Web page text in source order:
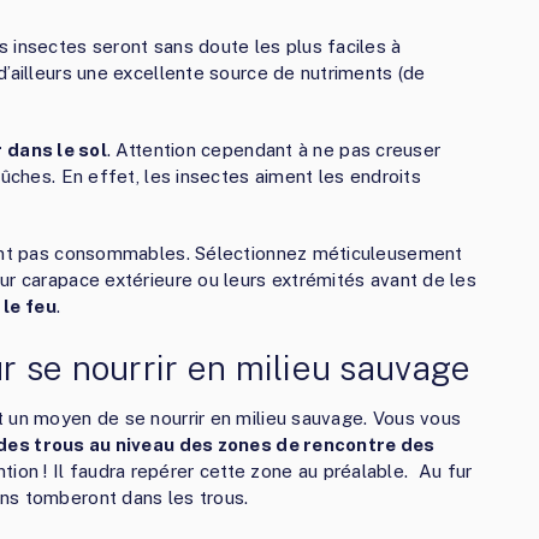
insectes seront sans doute les plus faciles à
une excellente source de nutriments (de
dans le sol. Attention cependant à ne pas creuser
En effet, les insectes aiment les endroits
pas consommables. Sélectionnez méticuleusement
carapace extérieure ou leurs extrémités avant de les
le feu.
se nourrir en milieu sauvage
moyen de se nourrir en milieu sauvage. Vous vous
trous au niveau des zones de rencontre des
! Il faudra repérer cette zone au préalable. Au fur
tomberont dans les trous.